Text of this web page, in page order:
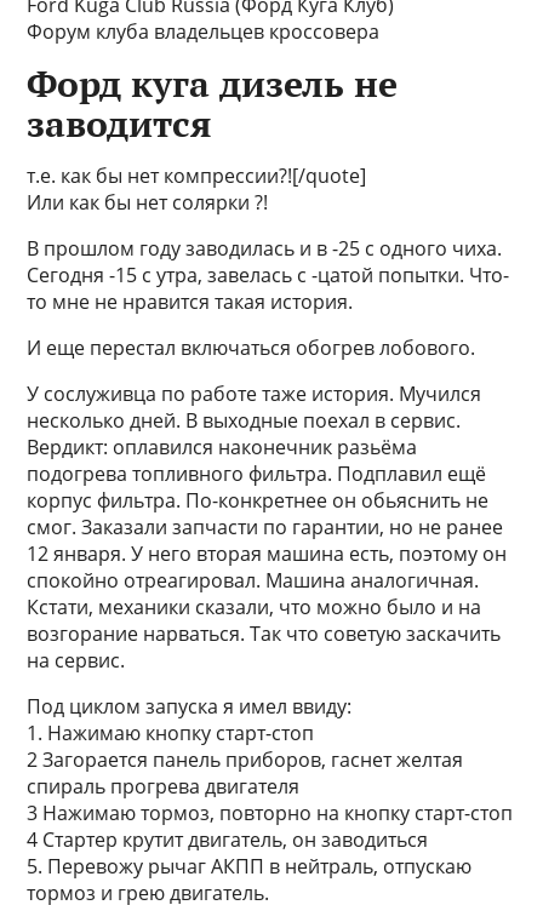
Форум клуба владельцев кроссовера
Форд куга дизель не
заводится
т.е. как бы нет компрессии?![/quote]
Или как бы нет солярки ?!
В прошлом году заводилась и в -25 с одного чиха.
Сегодня -15 с утра, завелась с -цатой попытки. Что-
то мне не нравится такая история.
И еще перестал включаться обогрев лобового.
У сослуживца по работе таже история. Мучился
несколько дней. В выходные поехал в сервис.
Вердикт: оплавился наконечник разьёма
подогрева топливного фильтра. Подплавил ещё
корпус фильтра. По-конкретнее он обьяснить не
смог. Заказали запчасти по гарантии, но не ранее
12 января. У него вторая машина есть, поэтому он
спокойно отреагировал. Машина аналогичная.
Кстати, механики сказали, что можно было и на
возгорание нарваться. Так что советую заскачить
на сервис.
Под циклом запуска я имел ввиду:
1. Нажимаю кнопку старт-стоп
2 Загорается панель приборов, гаснет желтая
спираль прогрева двигателя
3 Нажимаю тормоз, повторно на кнопку старт-стоп
4 Стартер крутит двигатель, он заводиться
5. Перевожу рычаг АКПП в нейтраль, отпускаю
тормоз и грею двигатель.